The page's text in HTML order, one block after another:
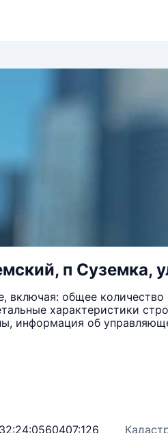
п Суземка,
общее количество
характеристики
информация об
32:24:0560407:126